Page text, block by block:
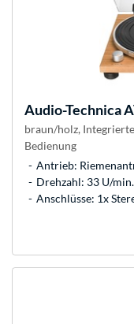
Audio-Technica
braun/holz,
Bedienung
Antrieb:
Drehzahl: 33 U/
Anschlüsse: 1x